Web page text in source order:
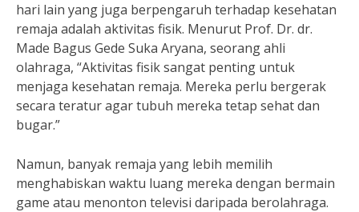
hari lain yang juga berpengaruh terhadap kesehatan
remaja adalah aktivitas fisik. Menurut Prof. Dr. dr.
Made Bagus Gede Suka Aryana, seorang ahli
olahraga, “Aktivitas fisik sangat penting untuk
menjaga kesehatan remaja. Mereka perlu bergerak
secara teratur agar tubuh mereka tetap sehat dan
bugar.”
Namun, banyak remaja yang lebih memilih
menghabiskan waktu luang mereka dengan bermain
game atau menonton televisi daripada berolahraga.